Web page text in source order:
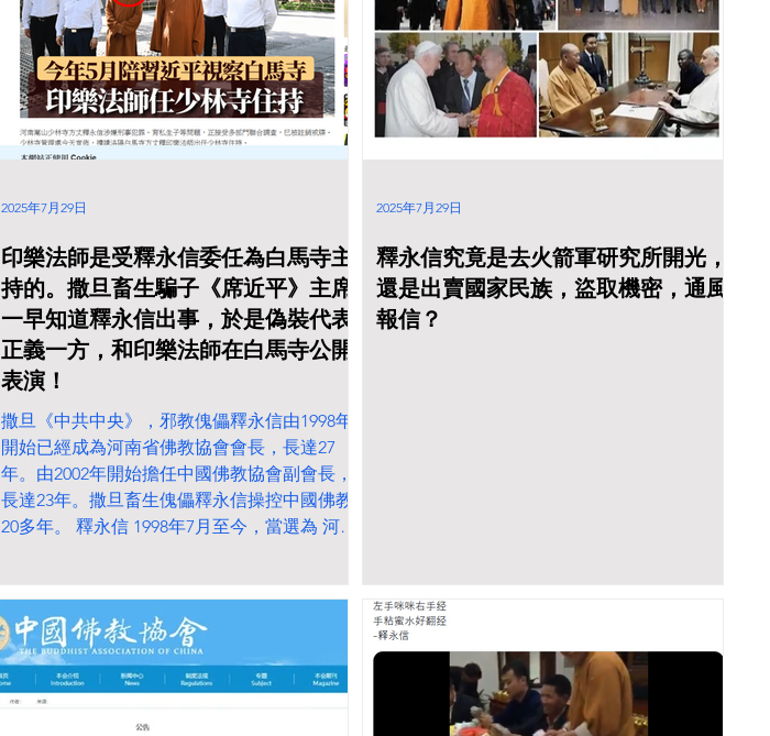
印樂法師是受釋永信委任為白馬寺主
持的。撒旦畜生騙子《席近平》主席
一早知道釋永信出事，於是偽裝代表
正義一方，和印樂法師在白馬寺公開
表演！
撒旦《中共中央》，邪教傀儡釋永信由1998年
開始已經成為河南省佛教協會會長，長達27
年。由2002年開始擔任中國佛教協會副會長，
長達23年。撒旦畜生傀儡釋永信操控中國佛教
20多年。 釋永信 1998年7月至今，當選為 河南
2025年7月29日
釋永信究竟是去火箭軍研究所開光，
還是出賣國家民族，盜取機密，通風
報信？
2025年7月29日